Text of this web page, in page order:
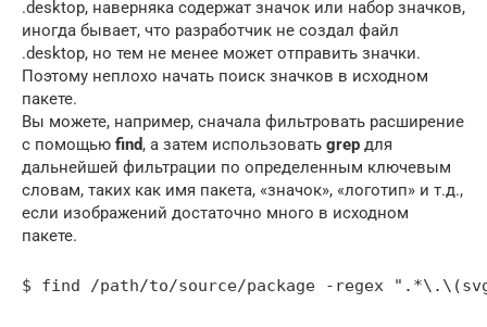
.desktop, наверняка содержат значок или набор значков,
иногда бывает, что разработчик не создал файл
.desktop, но тем не менее может отправить значки.
Поэтому неплохо начать поиск значков в исходном
пакете.
Вы можете, например, сначала фильтровать расширение
с помощью find, а затем использовать grep для
дальнейшей фильтрации по определенным ключевым
словам, таких как имя пакета, «значок», «логотип» и т.д.,
если изображений достаточно много в исходном
пакете.